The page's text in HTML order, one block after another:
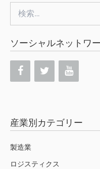
索:
ソーシャルネットワ
産業別カテゴリー
製造業
ロジスティクス